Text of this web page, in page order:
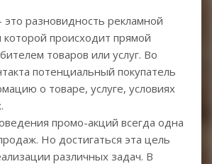
разновидность рекламной
которой происходит прямой
товаров или услуг. Во
потенциальный покупатель
о товаре, услуге, условиях
промо-акций всегда одна
Но достигаться эта цель
различных задач. В